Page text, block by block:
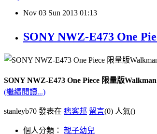
Nov 03 Sun 2013 01:13
SONY NWZ-E473 One
SONY NWZ-E473 One Piece 限量版
(繼續閱讀...)
stanleyb70 發表在 痞客邦 留言(0) 人氣()
個人分類： 親子幼兒